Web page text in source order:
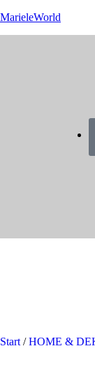
MarieleWorld
Start /HOME &